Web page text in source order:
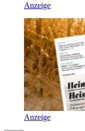
Anzeige
Anzeige